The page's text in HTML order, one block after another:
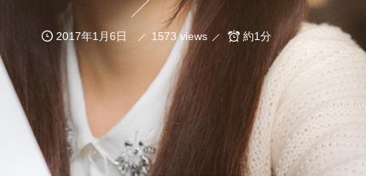
2017年1月6日 1573 views 約1分